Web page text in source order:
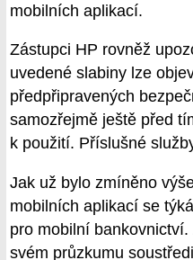
mobilních aplikací.
Zástupci HP rovněž
uvedené slabiny lze
předpřipravených
samozřejmě ještě před
k použití. Příslušné
Jak už bylo zmíněno
mobilních aplikací se
pro mobilní
svém průzkumu